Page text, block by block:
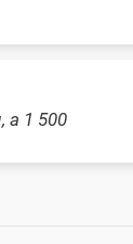
а 1 500